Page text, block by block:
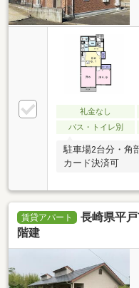
礼金なし
バス・トイレ別
駐車場2台分・角
カード決済可
賃貸アパート
長崎県平
階建